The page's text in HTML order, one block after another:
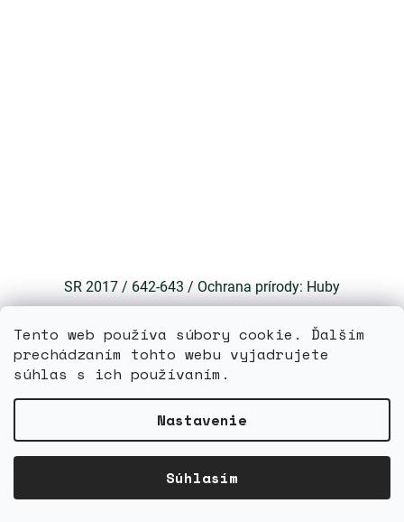
Tento web používa súbory cookie. Ďalším
prechádzaním tohto webu vyjadrujete
súhlas s ich používaním.
Nastavenie
Súhlasím
SR 2017 / 642-643 / Ochrana prírody: Huby
Skladom
2 €